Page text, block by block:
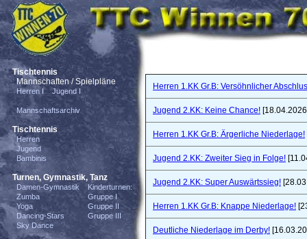
Tischtennis
Mannschaften / Spielpläne
Herren I Jugend I
Mannschaftsarchiv
Tischtennis
Herren
Jugend
Bambinis
Turnen, Gymnastik, Tanz
Damen-Gymnastik
Zumba
Yoga
Dancing-Stars
Sky Dance
Kinderturnen:
Gruppe I
Gruppe II
Gruppe III
Herren 1.KK Gr.B: Versöhnlicher
Jugend 2.KK: Keine Chance!
Herren 1.KK Gr.B: Ärgerliche Niederlage!
Jugend 2.KK: Zweiter Sieg in Folge!
Jugend 2.KK: Super Auswärtssieg!
Herren 1.KK Gr.B: Knappe Niederlage!
Deutliche Niederlage im Derby!